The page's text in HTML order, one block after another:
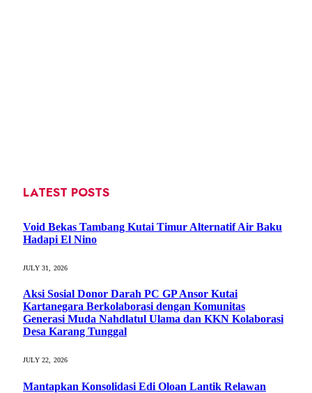
LATEST POSTS
Void Bekas Tambang Kutai Timur Alternatif Air Baku
Hadapi El Nino
JULY 31, 2026
Aksi Sosial Donor Darah PC GP Ansor Kutai
Kartanegara Berkolaborasi dengan Komunitas
Generasi Muda Nahdlatul Ulama dan KKN Kolaborasi
Desa Karang Tunggal
JULY 22, 2026
Mantapkan Konsolidasi Edi Oloan Lantik Relawan